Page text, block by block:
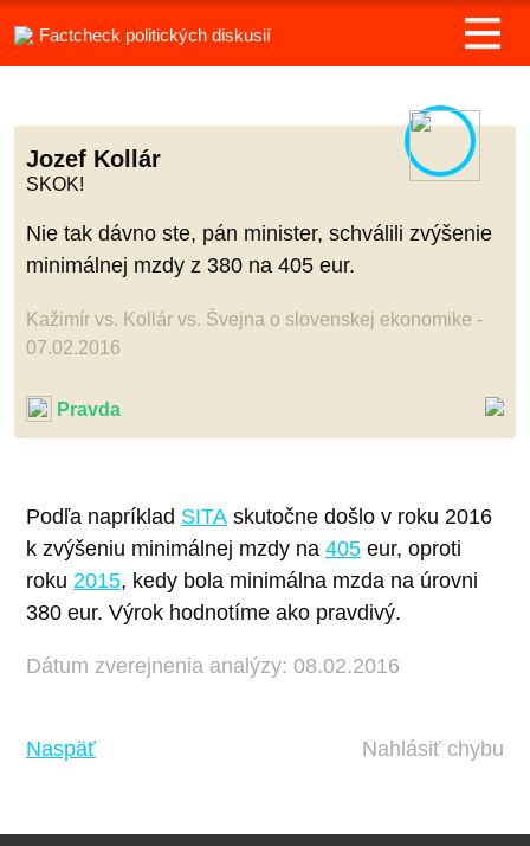
Factcheck politických diskusií
Jozef Kollár
SKOK!
Nie tak dávno ste, pán minister, schválili zvýšenie
minimálnej mzdy z 380 na 405 eur.
Kažimír vs. Kollár vs. Švejna o slovenskej ekonomike -
07.02.2016
Pravda
Podľa napríklad SITA skutočne došlo v roku 2016
k zvýšeniu minimálnej mzdy na 405 eur, oproti
roku 2015, kedy bola minimálna mzda na úrovni
380 eur. Výrok hodnotíme ako pravdivý.
Dátum zverejnenia analýzy: 08.02.2016
Naspäť Nahlásiť chybu